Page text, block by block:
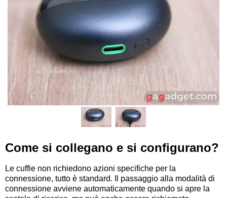
Come si collegano e si configurano?
Le cuffie non richiedono azioni specifiche per la
connessione, tutto è standard. Il passaggio alla modalità di
connessione avviene automaticamente quando si apre la